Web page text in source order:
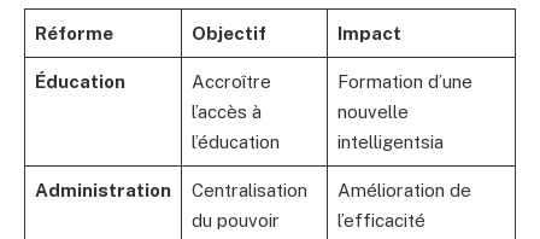
Réforme Objectif Impact
Éducation
Accroître
l’accès à
l’éducation
Formation d’une
nouvelle
intelligentsia
Administration
Centralisation
du pouvoir
Amélioration de
l’efficacité